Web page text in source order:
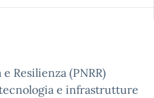
Resilienza (PNRR)
e infrastrutture